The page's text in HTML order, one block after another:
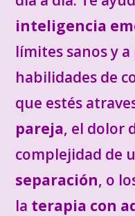
inteligencia
límites sanos y
habilidades de
que estés
pareja, el dolor
complejidad de
separación, o
la terapia con